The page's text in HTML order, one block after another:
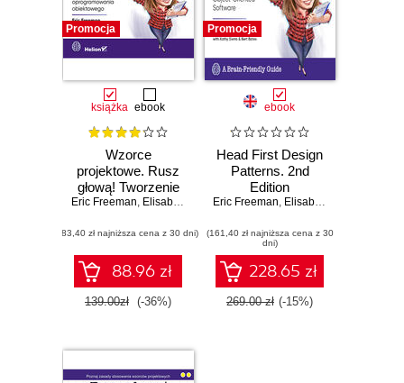
Promocja
książka ebook
Wzorce
projektowe. Rusz
głową! Tworzenie
rozszerzalnego i
utrzymaniu
oprogramowania
obiektowego.
Wydanie II
Eric Freeman, Elisabeth Robson
(83,40 zł najniższa cena z 30 dni)
88.96 zł
139.00zł (-36%)
Promocja
ebook
Head First Design
Patterns. 2nd
Edition
Eric Freeman, Elisabeth Robson
(161,40 zł najniższa cena z 30
dni)
228.65 zł
269.00 zł (-15%)